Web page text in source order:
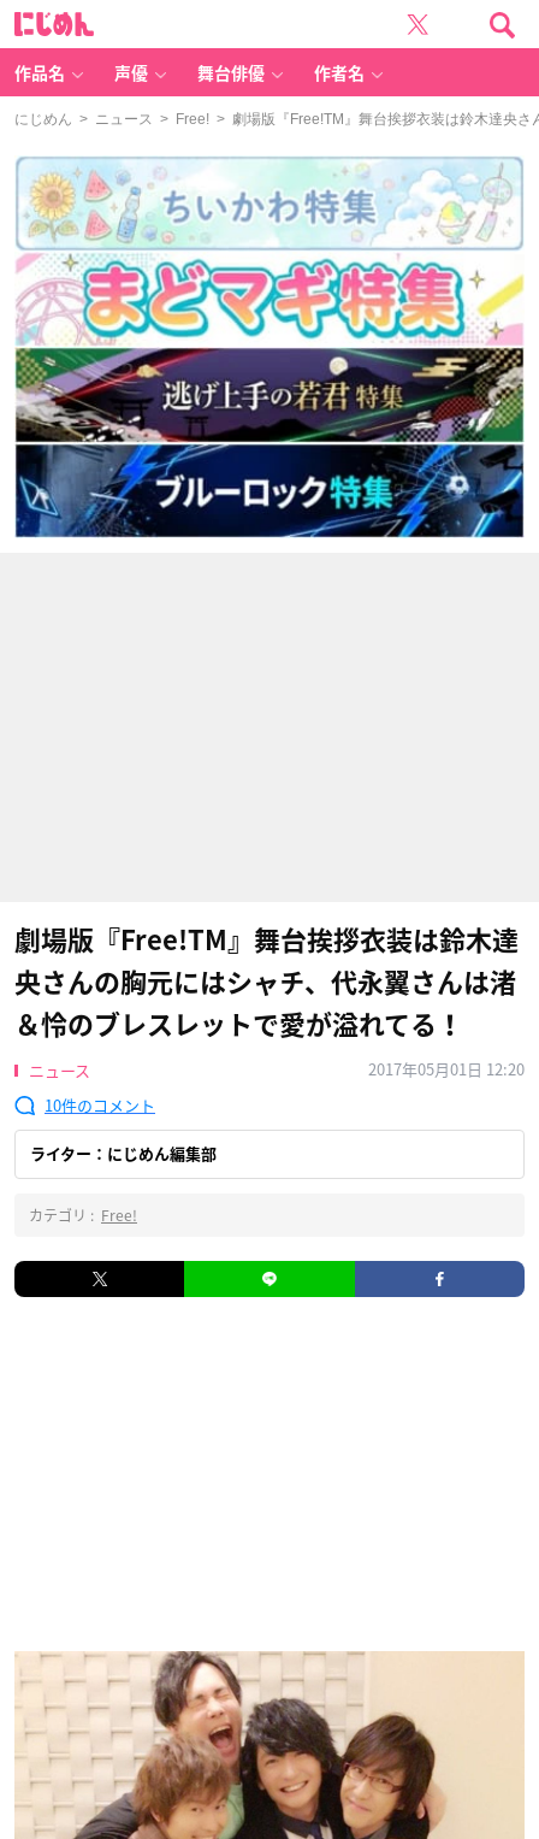
作品名 声優 舞台俳優 作者名
にじめん > ニュース > Free! > 劇場版『Free!TM』舞台挨拶衣装は鈴木達央
劇場版『Free!TM』舞台挨拶衣装は鈴木達
央さんの胸元にはシャチ、代永翼さんは渚
＆怜のブレスレットで愛が溢れてる！
ニュース
2017年05月01日 12:20
10
ライター：にじめん編集部
カテゴリ : Free!